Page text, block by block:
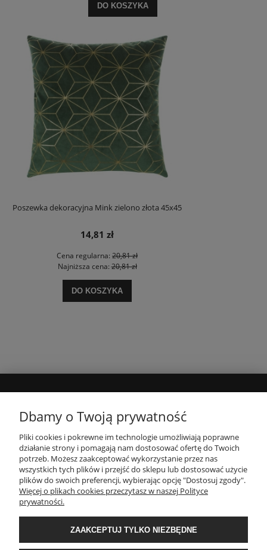
DO KOSZYKA
Poszewka dekoracyjna Mink zielono złota 45x45
14,81 zł
Cena regularna: 20,81 zł
Najniższa cena:20,81 zł
DO KOSZYKA
INFORMACJE
PŁATNOŚCI I DOSTAWA
O NAS
Dbamy o Twoją prywatność
Pliki cookies i pokrewne im technologie umożliwiają poprawne
działanie strony i pomagają nam dostosować ofertę do Twoich
potrzeb. Możesz zaakceptować wykorzystanie przez nas
wszystkich tych plików i przejść do sklepu lub dostosować użycie
plików do swoich preferencji, wybierając opcję "Dostosuj zgody".
Więcej o plikach cookies przeczytasz w naszej Polityce
prywatności.
ZAAKCEPTUJ TYLKO NIEZBĘDNE